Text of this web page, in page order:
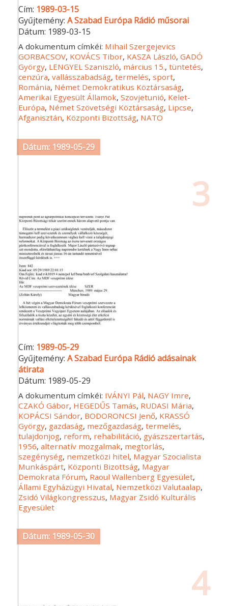
Cím: 1989-03-15
Gyűjtemény:A Szabad Európa Rádió műsorai
Dátum: 1989-03-15
A dokumentum címkéi: Mihail Szergejevics
GORBACSOV, KOVÁCS Tibor, KASZA László,GADÓ
György, LENGYEL Szaniszló, március 15.,tüntetés,
cenzúra,vallásszabadság,termelés,sport,
Románia, Német Demokratikus Köztársaság,
Amerikai Egyesült Államok,Szovjetunió, Kelet-
Európa, Német Szövetségi Köztársaság, Lipcse,
Afganisztán, Központi Bizottság, NATO
Dátum: 1989-05-29
3
Cím: 1989-05-29
Gyűjtemény:A Szabad Európa Rádió adásainak
átirata
Dátum: 1989-05-29
A dokumentum címkéi: IVÁNYI Pál, NAGY Imre,
CZAKÓ Gábor, HEGEDŰS Tamás, RUDASI Mária,
KOPÁCSI Sándor, BODORONCSI Jenő, KRASSÓ
György, gazdaság, mezőgazdaság,termelés,
tulajdonjog, reform, rehabilitáció, gyászszertartás,
1956,alternatív mozgalmak, megtorlás,
szegénység, nemzetközi hitel, Magyar Szocialista
Munkáspárt, Központi Bizottság, Magyar
Demokrata Fórum, Raoul Wallenberg Egyesület,
Állami Egyházügyi Hivatal, Nemzetközi Valutaalap,
Zsidó Világkongresszus, Magyar Zsidó Kulturális
Egyesület
Dátum: 1989-05-30
4